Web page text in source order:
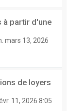
à partir d'une
mars 13, 2026
de loyers
11, 2026 8:05